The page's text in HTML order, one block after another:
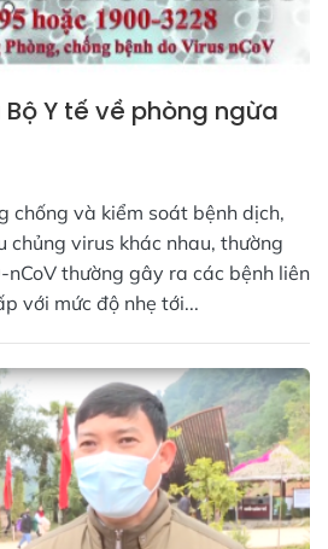
Y tế về phòng ngừa
chống và kiểm soát bệnh dịch,
chủng virus khác nhau, thường
thường gây ra các bệnh liên
với mức độ nhẹ tới...